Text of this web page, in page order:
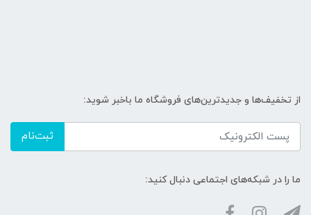
از تخفیف‌ها و جدیدترین‌های فروشگاه ما باخبر شوید:
ثبت‌نام
ما را در شبکه‌های اجتماعی دنبال کنید: